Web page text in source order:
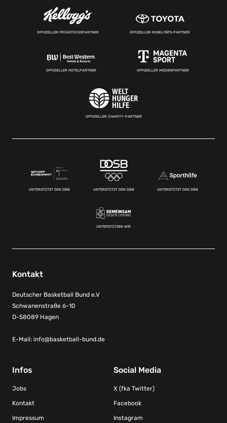
OFFIZIELLER FRÜHSTÜCKSPARTNER OFFIZIELLER MOBILITÄTS-PARTNER
OFFIZIELLER HOTELPARTNER OFFIZIELLER MEDIENPARTNER
OFFIZIELLER CHARITY-PARTNER
UNTERSTÜTZT DEN DBB UNTERSTÜTZT DEN DBB UNTERSTÜTZT DEN DBB
UNTERSTÜTZEN WIR
Kontakt
Deutscher Basketball Bund e.V
Schwanenstraße 6-10
D-58089 Hagen
E-Mail: info@basketball-bund.de
Infos
Jobs
Kontakt
Impressum
Social Media
X (fka Twitter)
Facebook
Instagram